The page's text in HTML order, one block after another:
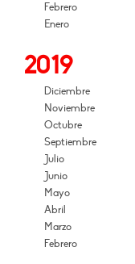
Febrero
Enero
2019
Diciembre
Noviembre
Octubre
Septiembre
Julio
Junio
Mayo
Abril
Marzo
Febrero